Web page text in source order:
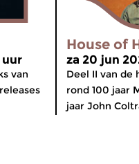
uur
van
House of
za 20 jun
Deel II van de
rond 100 jaar
jaar John